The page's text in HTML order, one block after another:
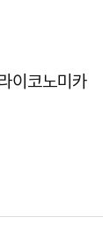
이코노미카